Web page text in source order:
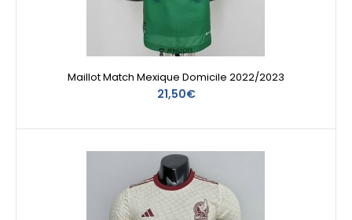
Maillot Match Mexique Domicile 2022/2023
21,50€